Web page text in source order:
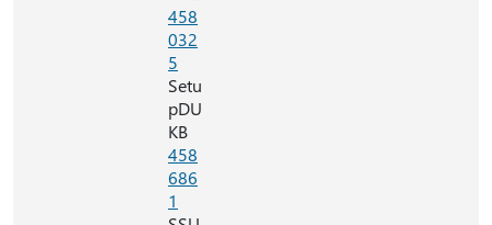
458
032
5
Setu
pDU
KB
458
686
1